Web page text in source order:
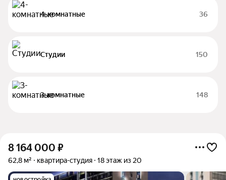
4-комнатные 36
Студии 150
3-комнатные 148
8 164 000 ₽
62,8 м² квартира-студия 18 этаж из 20